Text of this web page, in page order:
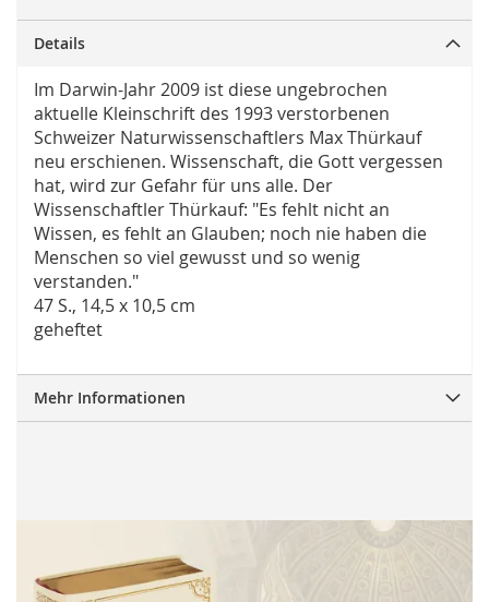
Details
Im Darwin-Jahr 2009 ist diese ungebrochen
aktuelle Kleinschrift des 1993 verstorbenen
Schweizer Naturwissenschaftlers Max Thürkauf
neu erschienen. Wissenschaft, die Gott vergessen
hat, wird zur Gefahr für uns alle. Der
Wissenschaftler Thürkauf: "Es fehlt nicht an
Wissen, es fehlt an Glauben; noch nie haben die
Menschen so viel gewusst und so wenig
verstanden."
47 S., 14,5 x 10,5 cm
geheftet
Mehr Informationen